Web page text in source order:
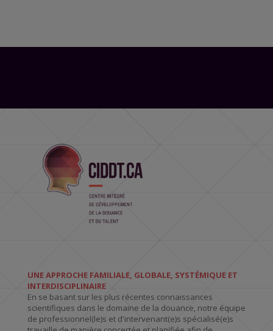
UNE APPROCHE FAMILIALE, GLOBALE, SYSTÉMIQUE ET
INTERDISCIPLINAIRE
En se basant sur les plus récentes connaissances
scientifiques dans le domaine de la douance, notre équipe
de professionnel(le)s et d'intervenant(e)s spécialisé(e)s